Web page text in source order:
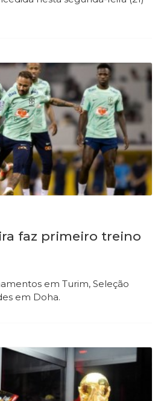
faz primeiro treino
em Turim, Seleção
em Doha.